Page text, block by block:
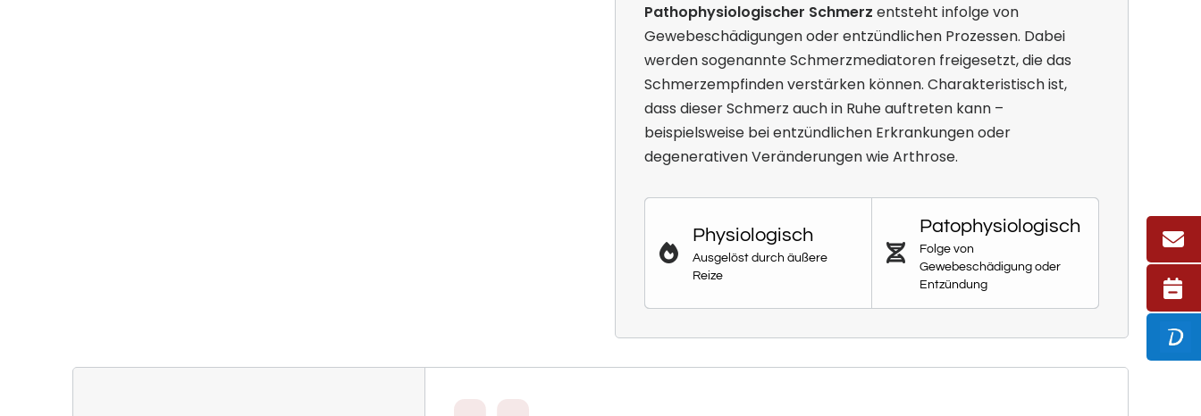
Pathophysiologischer Schmerz entsteht infolge von
Gewebeschädigungen oder entzündlichen Prozessen. Dabei
werden sogenannte Schmerzmediatoren freigesetzt, die das
Schmerzempfinden verstärken können. Charakteristisch ist,
dass dieser Schmerz auch in Ruhe auftreten kann –
beispielsweise bei entzündlichen Erkrankungen oder
degenerativen Veränderungen wie Arthrose.
Physio­logisch
Ausgelöst durch äußere
Reize
Pato­physio­logisch
Folge von
Gewebeschädigung oder
Entzündung